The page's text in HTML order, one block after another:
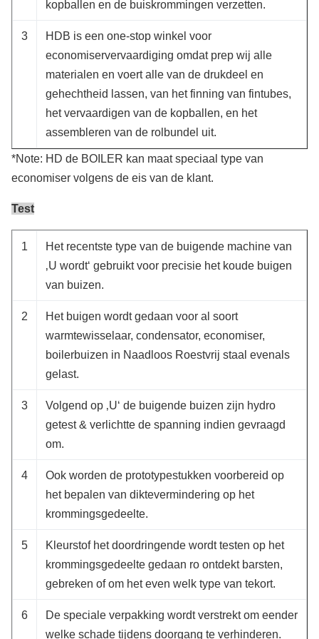
kopballen en de buiskrommingen verzetten.
3
HDB is een one-stop winkel voor
economiservervaardiging omdat prep wij alle
materialen en voert alle van de drukdeel en
gehechtheid lassen, van het finning van fintubes,
het vervaardigen van de kopballen, en het
assembleren van de rolbundel uit.
*Note: HD de BOILER kan maat speciaal type van
economiser volgens de eis van de klant.
Test
1
Het recentste type van de buigende machine van
‚U wordt‘ gebruikt voor precisie het koude buigen
van buizen.
2
Het buigen wordt gedaan voor al soort
warmtewisselaar, condensator, economiser,
boilerbuizen in Naadloos Roestvrij staal evenals
gelast.
3
Volgend op ‚U‘ de buigende buizen zijn hydro
getest & verlichtte de spanning indien gevraagd
om.
4
Ook worden de prototypestukken voorbereid op
het bepalen van diktevermindering op het
krommingsgedeelte.
5
Kleurstof het doordringende wordt testen op het
krommingsgedeelte gedaan ro ontdekt barsten,
gebreken of om het even welk type van tekort.
6
De speciale verpakking wordt verstrekt om eender
welke schade tijdens doorgang te verhinderen.